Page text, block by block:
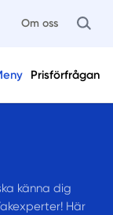
Om oss
Prisförfrågan
känna dig
Här